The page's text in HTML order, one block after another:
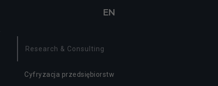
EN
Research & Consulting
Cyfryzacja przedsiębiorstw